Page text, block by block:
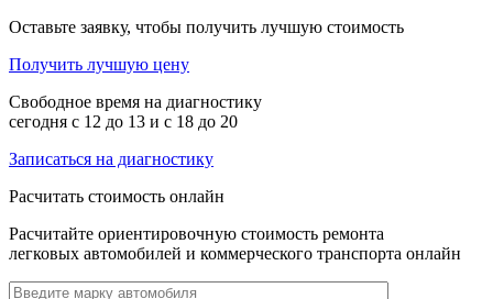
Оставьте заявку, чтобы получить лучшую стоимость
Получить лучшую цену
Свободное время на диагностику
сегодня с 12 до 13 и с 18 до 20
Записаться на диагностику
Расчитать стоимость онлайн
Расчитайте ориентировочную стоимость ремонта
легковых автомобилей и коммерческого транспорта онлайн